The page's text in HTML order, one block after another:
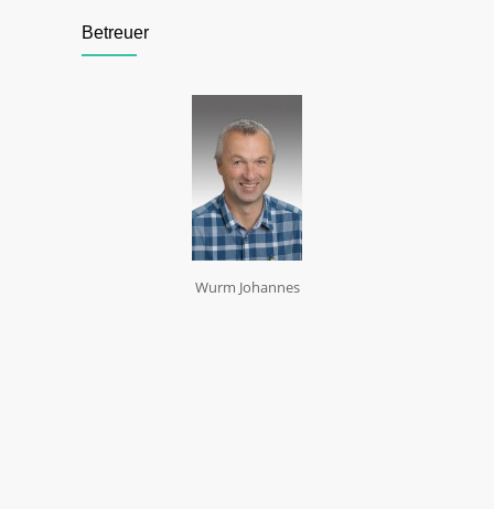
Betreuer
Wurm Johannes